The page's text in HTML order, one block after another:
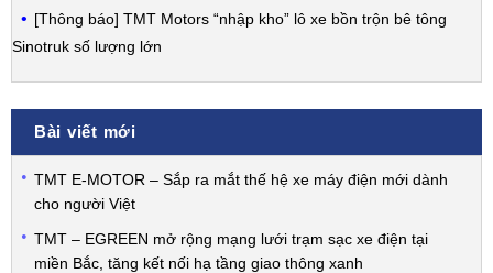
[Thông báo] TMT Motors “nhập kho” lô xe bồn trộn bê tông
Sinotruk số lượng lớn
Bài viết mới
TMT E-MOTOR – Sắp ra mắt thế hệ xe máy điện mới dành
cho người Việt
TMT – EGREEN mở rộng mạng lưới trạm sạc xe điện tại
miền Bắc, tăng kết nối hạ tầng giao thông xanh